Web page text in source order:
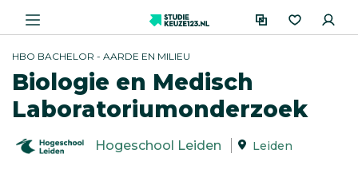
HBO BACHELOR - AARDE EN MILIEU
Biologie en Medisch
Laboratoriumonderzoek
Hogeschool Leiden Leiden